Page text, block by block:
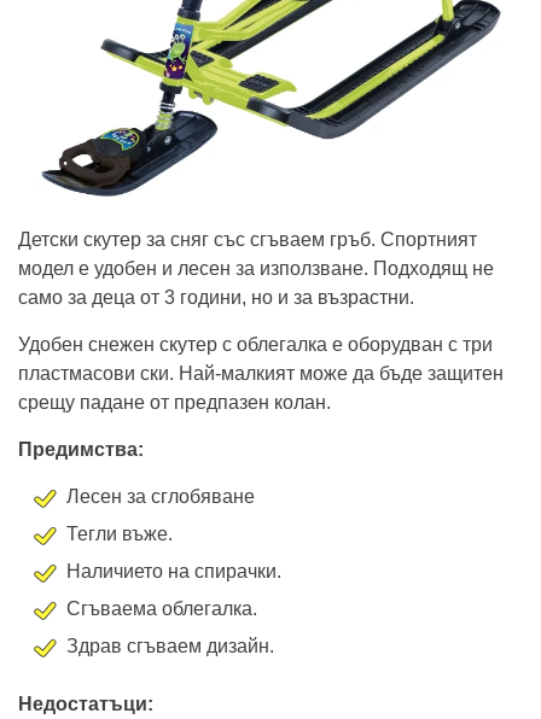
Детски скутер за сняг със сгъваем гръб. Спортният
модел е удобен и лесен за използване. Подходящ не
само за деца от 3 години, но и за възрастни.
Удобен снежен скутер с облегалка е оборудван с три
пластмасови ски. Най-малкият може да бъде защитен
срещу падане от предпазен колан.
Предимства:
Лесен за сглобяване
Тегли въже.
Наличието на спирачки.
Сгъваема облегалка.
Здрав сгъваем дизайн.
Недостатъци: